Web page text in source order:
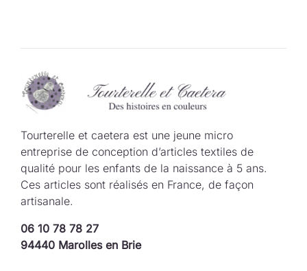
Tourterelle et caetera est une jeune micro
entreprise de conception d’articles textiles de
qualité pour les enfants de la naissance à 5 ans.
Ces articles sont réalisés en France, de façon
artisanale.
06 10 78 78 27
94440 Marolles en Brie